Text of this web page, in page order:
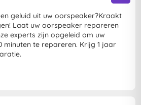
geluid uit uw oorspeaker?Kraakt
Laat uw oorspeaker repareren
experts zijn opgeleid om uw
minuten te repareren. Krijg 1 jaar